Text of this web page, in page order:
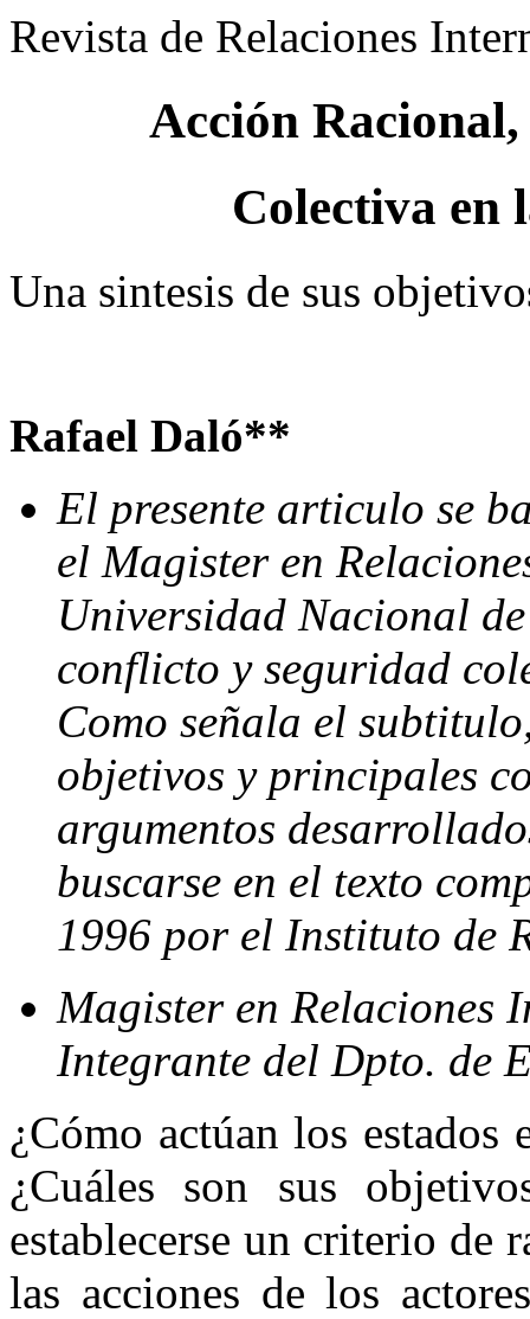
Revista de Relaciones
Acción
Colectiva en
Una sintesis de sus
Rafael Daló**
El presente articulo se
el Magister en
Universidad Nacional
conflicto y seguridad
Como señala el
objetivos y principales
argumentos
buscarse en el texto
1996 por el Instituto de
Magister en Relaciones
Integrante del Dpto. de
¿Cómo actúan los estados
¿Cuáles son sus
establecerse un criterio de
las acciones de los